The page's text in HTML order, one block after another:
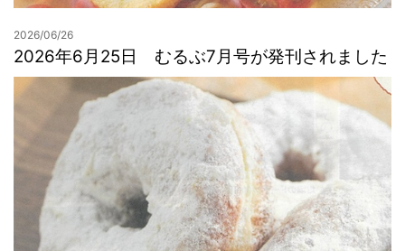
2026/06/26
2026年6月25日 むるぶ7月号が発刊されました